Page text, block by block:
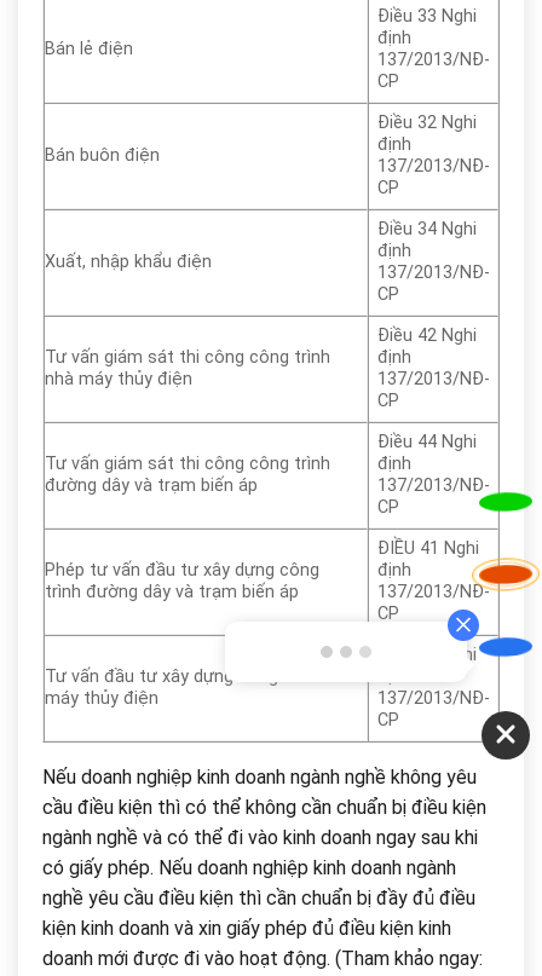
Bán lẻ điện
Điều 33 Nghi
định
137/2013/NĐ-
CP
Bán buôn điện
Điều 32 Nghi
định
137/2013/NĐ-
CP
Xuất, nhập khẩu điện
Điều 34 Nghi
định
137/2013/NĐ-
CP
Tư vấn giám sát thi công công trình
nhà máy thủy điện
Điều 42 Nghi
định
137/2013/NĐ-
CP
Tư vấn giám sát thi công công trình
đường dây và trạm biến áp
Điều 44 Nghi
định
137/2013/NĐ-
CP
Phép tư vấn đầu tư xây dựng công
trình đường dây và trạm biến áp
ĐIỀU 41 Nghi
định
137/2013/NĐ-
CP
Tư vấn đầu tư xây dựng công trình nhà
máy thủy điện
Điều 39 Nghi
137/2013/NĐ-
CP
Nếu doanh nghiệp kinh doanh ngành nghề không yêu
cầu điều kiện thì có thể không cần chuẩn bị điều kiện
ngành nghề và có thể đi vào kinh doanh ngay sau khi
có giấy phép. Nếu doanh nghiệp kinh doanh ngành
nghề yêu cầu điều kiện thì cần chuẩn bị đầy đủ điều
kiện kinh doanh và xin giấy phép đủ điều kiện kinh
doanh mới được đi vào hoạt động. (Tham khảo ngay: